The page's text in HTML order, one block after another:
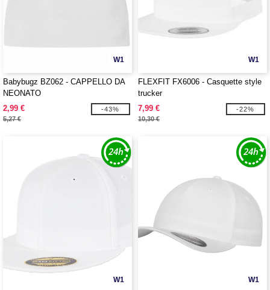
W1
Babybugz BZ062 - CAPPELLO DA
NEONATO
2,99 €
5,27 €
-43%
W1
FLEXFIT FX6006 - Casquette style
trucker
7,99 €
10,30 €
-22%
W1 W1